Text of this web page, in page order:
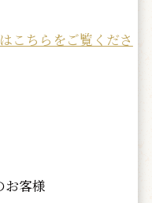
こちらをご覧くださ
お客様